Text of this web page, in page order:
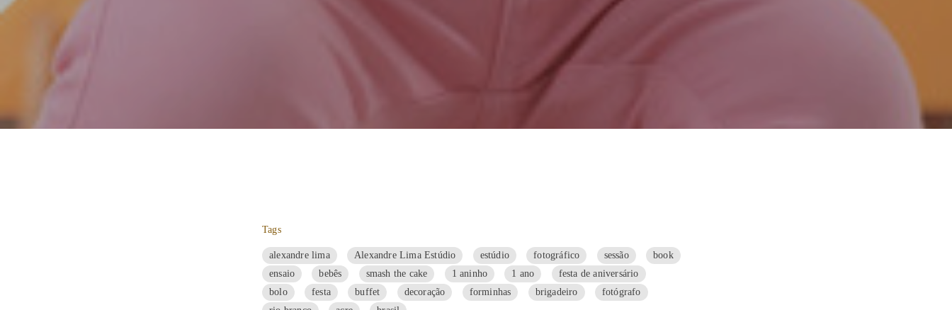
Tags
alexandre lima Alexandre Lima Estúdio estúdio fotográfico sessão
book
ensaio
bebês smash the cake 1 aninho 1 ano
festa de aniversário
bolo
festa buffet decoração forminhas brigadeiro
fotógrafo